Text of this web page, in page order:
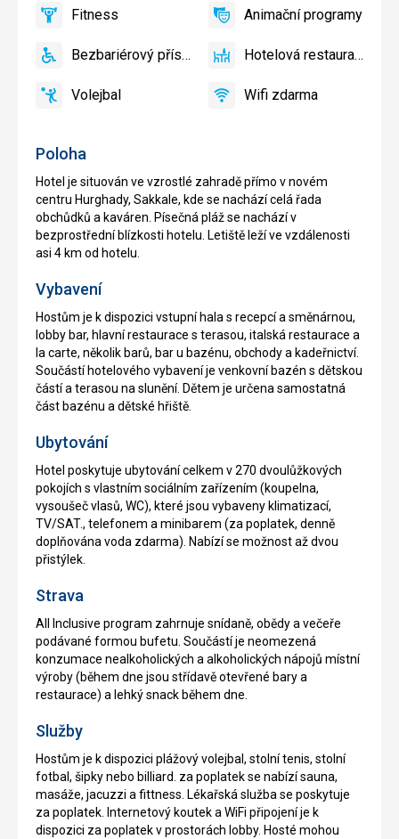
Poloha
Hotel je situován ve vzrostlé zahradě přímo v novém
centru Hurghady, Sakkale, kde se nachází celá řada
obchůdků a kaváren. Písečná pláž se nachází v
bezprostřední blízkosti hotelu. Letiště leží ve vzdálenosti
asi 4 km od hotelu.
Vybavení
Hostům je k dispozici vstupní hala s recepcí a směnárnou,
lobby bar, hlavní restaurace s terasou, italská restaurace a
la carte, několik barů, bar u bazénu, obchody a kadeřnictví.
Součástí hotelového vybavení je venkovní bazén s dětskou
částí a terasou na slunění. Dětem je určena samostatná
část bazénu a dětské hřiště.
Ubytování
Hotel poskytuje ubytování celkem v 270 dvoulůžkových
pokojích s vlastním sociálním zařízením (koupelna,
vysoušeč vlasů, WC), které jsou vybaveny klimatizací,
TV/SAT., telefonem a minibarem (za poplatek, denně
doplňována voda zdarma). Nabízí se možnost až dvou
přistýlek.
Strava
All Inclusive program zahrnuje snídaně, obědy a večeře
podávané formou bufetu. Součástí je neomezená
konzumace nealkoholických a alkoholických nápojů místní
výroby (během dne jsou střídavě otevřené bary a
restaurace) a lehký snack během dne.
Služby
Hostům je k dispozici plážový volejbal, stolní tenis, stolní
fotbal, šipky nebo billiard. za poplatek se nabízí sauna,
masáže, jacuzzi a fittness. Lékařská služba se poskytuje
za poplatek. Internetový koutek a WiFi připojení je k
dispozici za poplatek v prostorách lobby. Hosté mohou
Lehátka
a
slunečníky
na
zdarma
Dětské
Dětský
FitnessFitness
ano
Animační
Animační programy
ano
Bezbariérový
Bezbariérový přístup
ano
Hotelová
Hotelová restaurace
ano
VolejbalVolejbal
ano
Wifi
Wifi zdarma
ano